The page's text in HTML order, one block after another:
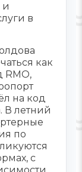
и
в
как
RMO,
на код
В летний
по
с